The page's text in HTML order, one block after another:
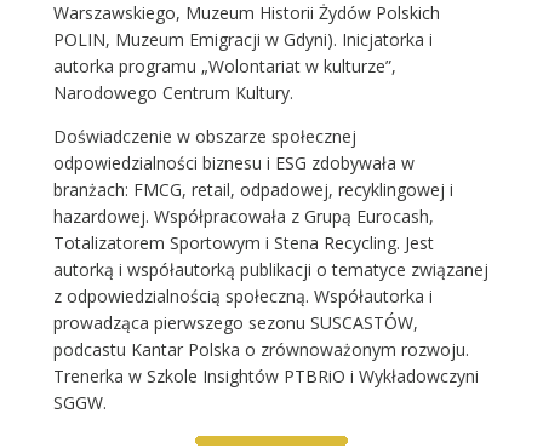
Warszawskiego, Muzeum Historii Żydów Polskich
POLIN, Muzeum Emigracji w Gdyni). Inicjatorka i
autorka programu „Wolontariat w kulturze”,
Narodowego Centrum Kultury.
Doświadczenie w obszarze społecznej
odpowiedzialności biznesu i ESG zdobywała w
branżach: FMCG, retail, odpadowej, recyklingowej i
hazardowej. Współpracowała z Grupą Eurocash,
Totalizatorem Sportowym i Stena Recycling. Jest
autorką i współautorką publikacji o tematyce związanej
z odpowiedzialnością społeczną. Współautorka i
prowadząca pierwszego sezonu SUSCASTÓW,
podcastu Kantar Polska o zrównoważonym rozwoju.
Trenerka w Szkole Insightów PTBRiO i Wykładowczyni
SGGW.